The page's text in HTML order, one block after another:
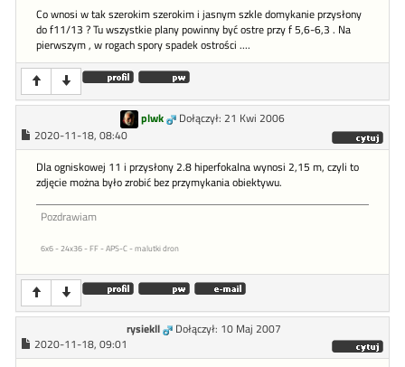
Co wnosi w tak szerokim szerokim i jasnym szkle domykanie przysłony
do f11/13 ? Tu wszystkie plany powinny być ostre przy f 5,6-6,3 . Na
pierwszym , w rogach spory spadek ostrości ....
plwk
Dołączył: 21 Kwi 2006
2020-11-18, 08:40
Dla ogniskowej 11 i przysłony 2.8 hiperfokalna wynosi 2,15 m, czyli to
zdjęcie można było zrobić bez przymykania obiektywu.
Pozdrawiam
6x6 - 24x36 - FF - APS-C - malutki dron
rysiekll
Dołączył: 10 Maj 2007
2020-11-18, 09:01